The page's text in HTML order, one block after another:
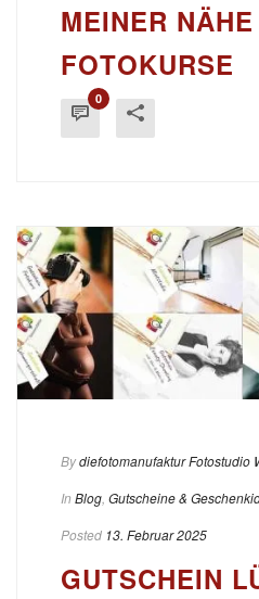
MEINER
FOTOKURSE
0
Bydiefotomanufaktur Fotostudio
In Blog Gutscheine &
Posted 13. Februar 2025
GUTSCHEIN